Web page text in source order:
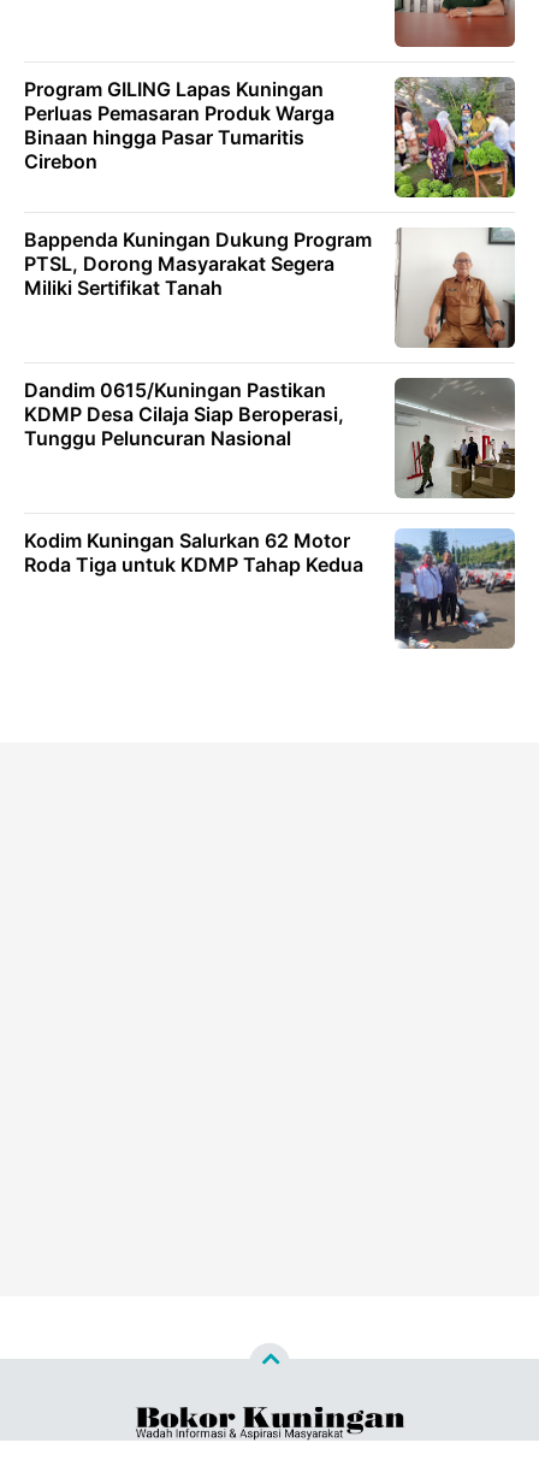
Program GILING Lapas Kuningan
Perluas Pemasaran Produk Warga
Binaan hingga Pasar Tumaritis
Cirebon
Bappenda Kuningan Dukung Program
PTSL, Dorong Masyarakat Segera
Miliki Sertifikat Tanah
Dandim 0615/Kuningan Pastikan
KDMP Desa Cilaja Siap Beroperasi,
Tunggu Peluncuran Nasional
Kodim Kuningan Salurkan 62 Motor
Roda Tiga untuk KDMP Tahap Kedua